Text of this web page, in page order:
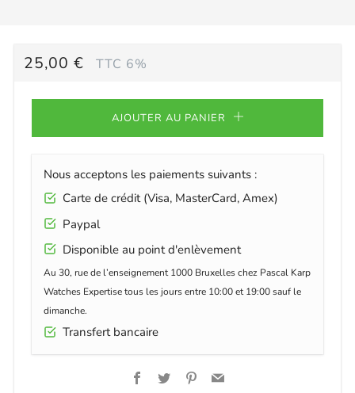
PRIX
25,00 € TTC 6%
AJOUTER AU PANIER
Nous acceptons les paiements suivants :
Carte de crédit (Visa, MasterCard, Amex)
Paypal
Disponible au point d'enlèvement
Au 30, rue de l’enseignement 1000 Bruxelles chez Pascal Karp
Watches Expertise tous les jours entre 10:00 et 19:00 sauf le
dimanche.
Transfert bancaire
Facebook
TwitterPinterest
Email